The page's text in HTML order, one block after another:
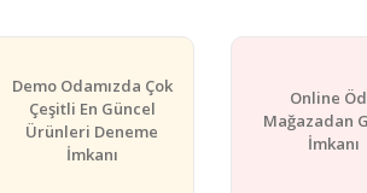
Demo Odamızda Çok
Çeşitli En Güncel
Ürünleri Deneme
İmkanı
Online
Mağazadan
İmkanı